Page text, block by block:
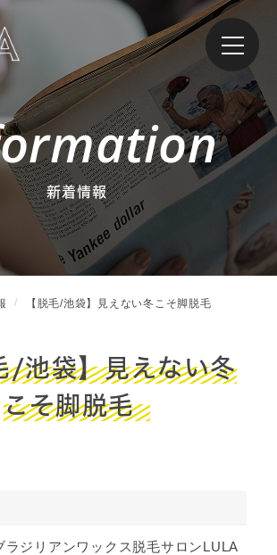
新着情報
【脱毛/池袋】見えない冬こそ脚脱毛
/池袋】見えない冬
こそ脚脱毛
ラジリアンワックス脱毛サロンLULA